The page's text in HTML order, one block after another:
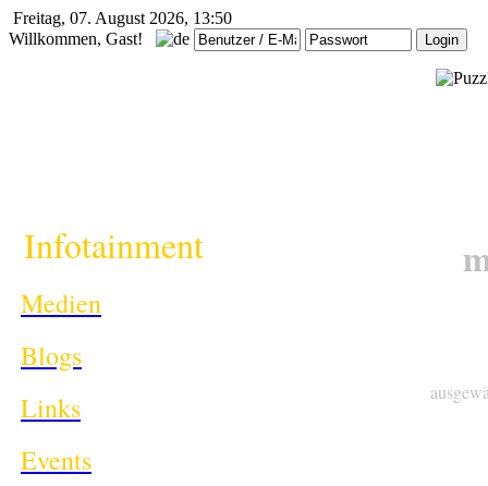
Freitag, 07. August 2026, 13:50
Willkommen, Gast!
Infotainment
Medien
Blogs
Links
Events